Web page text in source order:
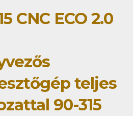
CNC ECO 2.0
teljes
90-315